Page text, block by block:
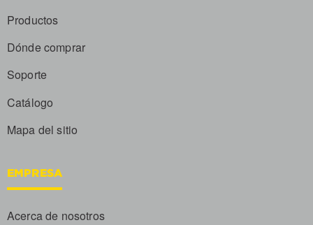
Productos
Dónde comprar
Soporte
Catálogo
Mapa del sitio
EMPRESA
Acerca de nosotros